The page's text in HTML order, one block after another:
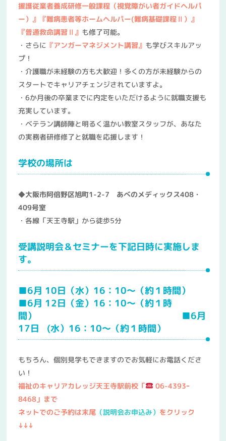
援護従業者養成研修一般課程（視覚障がい者ガイドヘルパ
ー）』 『難病患者等ホームヘルパー(難病基礎課程Ⅱ）』
『普通救命講習Ⅱ』 も修了可能。
・さらに 『アンガーマネジメント講習』 も学びスキルアッ
プ！
・介護職が未経験の方も大歓迎！多くの方が未経験からの
スタートでキャリアチェンジされていますよ。
・6か月後の卒業までに内定をいただけるように就職支援も
充実しています。
・ベテラン講師陣と明るく温かい教室スタッフが、あなた
の実務者研修修了と就職を応援します！
学校の場所は
◆大阪市阿倍野区旭町1-2-7 あべのメディックス408・
409号室
・各線「天王寺駅」から徒歩5分
受講説明会＆セミナーを下記日時に実施しま
す。
■6月 10日（水）16：10～（約１時間）
■6月 12日（金）16：10～（約１時
間） ■6月
17日 (水）16：10～（約１時間）
もちろん、個別見学もできますのでお気軽にお電話くださ
い！
福祉のキャリアカレッジ天王寺駅前校「 06-4393ｰ
8468」まで
ネットでのご予約は末尾（説明会お申込み） をクリック
↓↓↓